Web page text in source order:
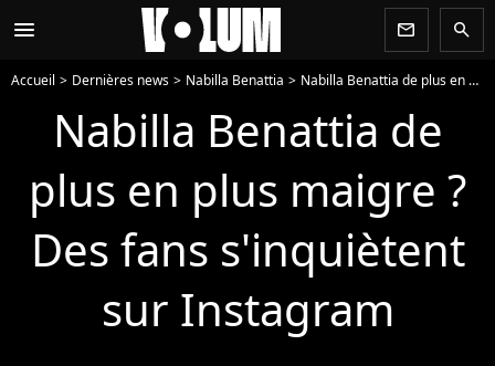
menu newsletter search
Accueil Dernières news Nabilla Benattia Nabilla Benattia de plus en plus maigre ? Des fans s'inquiètent sur Instagram
Nabilla Benattia de
plus en plus maigre ?
Des fans s'inquiètent
sur Instagram